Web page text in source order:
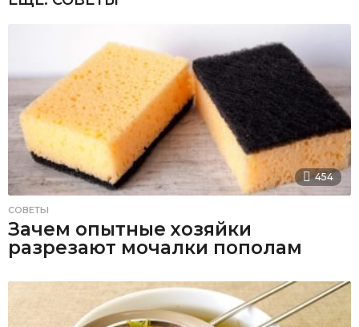
454
СОВЕТЫ
Зачем опытные хозяйки
разрезают мочалки пополам